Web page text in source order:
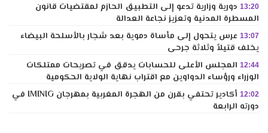
13:20 دورية وزارية تدعو إلى التطبيق الحازم لمقتضيات قانون
المسطرة المدنية وتعزيز نجاعة العدالة
13:07 عرس يتحول إلى مأساة دموية بعد شجار بالأسلحة البيضاء
يخلف قتيلاً وثلاثة جرحى
12:44 المجلس الأعلى للحسابات يدقق في تصريحات ممتلكات
الوزراء ورؤساء الدواوين مع اقتراب نهاية الولاية الحكومية
12:02
أكادير تحتفي بقرن من الهجرة المغربية بمهرجان IMINIG في
دورته الرابعة